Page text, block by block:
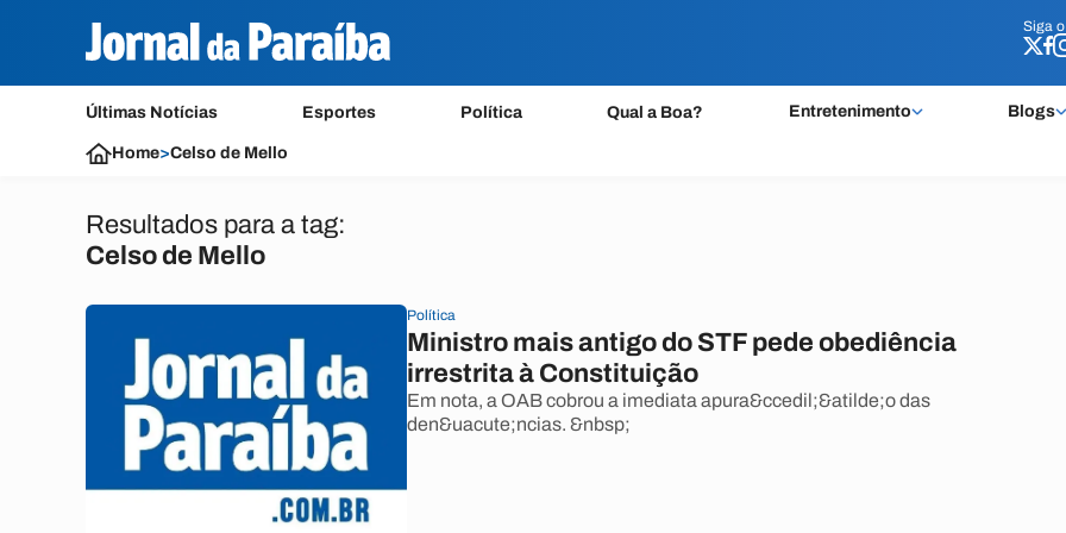
Siga o
Últimas Notícias Esportes Política Qual a Boa? Entretenimento Blogs
Siga o
Home>Celso de Mello
Resultados para a tag:
Celso de Mello
Política
Ministro mais antigo do STF pede obediência
irrestrita à Constituição
Em nota, a OAB cobrou a imediata apura&ccedil;&atilde;o das
den&uacute;ncias. &nbsp;